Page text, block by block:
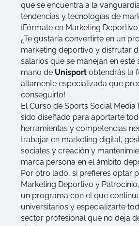
que se encuentra a la
tendencias y tecnologías de
¡Fórmate en Marketing
¿Te gustaría convertirte en un
marketing deportivo y disfrutar
salarios que se manejan en este
mano de Unisport obtendrás la
altamente especializada que
conseguirlo!
ElCurso de Sports Social Media
sido diseñado para aportarte
herramientas y competencias
trabajar en marketing digital,
sociales y creación y
marca persona en el ámbito
Por otro lado, si prefieres optar
Marketing Deportivo y Patrocinio
un programa con el que
universitarios y especializarte
sector profesional que no deja